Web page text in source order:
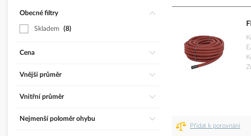
Přidat k porovnání
Obecné filtry
Skladem 8
Cena
Vnější průměr
Vnitřní průměr
Nejmenší poloměr ohybu